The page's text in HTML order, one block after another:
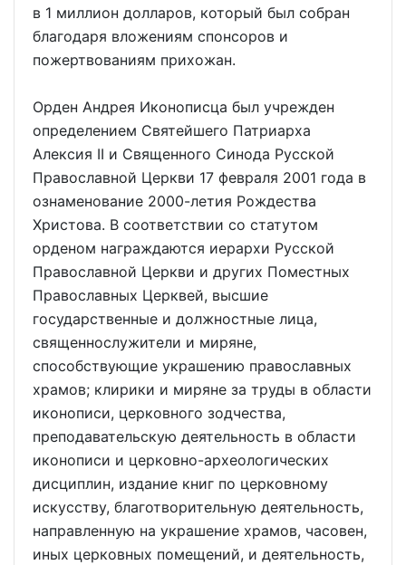
в 1 миллион долларов, который был собран
благодаря вложениям спонсоров и
пожертвованиям прихожан.
Орден Андрея Иконописца был учрежден
определением Святейшего Патриарха
Алексия II и Священного Синода Русской
Православной Церкви 17 февраля 2001 года в
ознаменование 2000-летия Рождества
Христова. В соответствии со статутом
орденом награждаются иерархи Русской
Православной Церкви и других Поместных
Православных Церквей, высшие
государственные и должностные лица,
священнослужители и миряне,
способствующие украшению православных
храмов; клирики и миряне за труды в области
иконописи, церковного зодчества,
преподавательскую деятельность в области
иконописи и церковно-археологических
дисциплин, издание книг по церковному
искусству, благотворительную деятельность,
направленную на украшение храмов, часовен,
иных церковных помещений, и деятельность,